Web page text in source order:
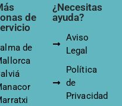
de
de
¿Necesitas
ayuda?
Aviso
Legal
Política
de
Privacidad